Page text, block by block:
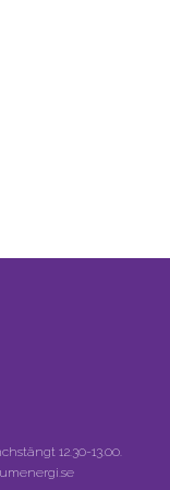
12.30-13.00.